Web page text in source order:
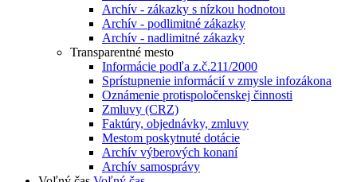
Archív - zákazky s nízkou hodnotou
Archív - podlimitné zákazky
Archív - nadlimitné zákazky
Transparentné mesto
Informácie podľa z.č.211/2000
Sprístupnenie informácií v zmysle infozákona
Oznámenie protispoločenskej činnosti
Zmluvy (CRZ)
Faktúry, objednávky, zmluvy
Mestom poskytnuté dotácie
Archív výberových konaní
Archív samosprávy